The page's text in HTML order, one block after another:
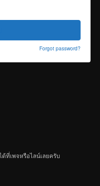
Forgot password?
ที่เพจหรือไลน์เลยครับ